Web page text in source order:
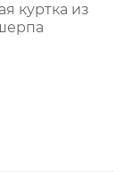
куртка из